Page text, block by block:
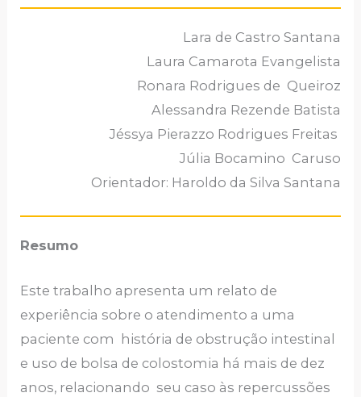
Lara de Castro Santana
Laura Camarota Evangelista
Ronara Rodrigues de Queiroz
Alessandra Rezende Batista
Jéssya Pierazzo Rodrigues Freitas
Júlia Bocamino Caruso
Orientador: Haroldo da Silva Santana
Resumo
Este trabalho apresenta um relato de
experiência sobre o atendimento a uma
paciente com história de obstrução intestinal
e uso de bolsa de colostomia há mais de dez
anos, relacionando seu caso às repercussões